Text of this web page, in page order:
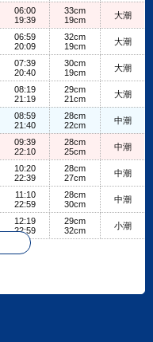
06:00
19:39
33cm
19cm
大潮
06:59
20:09
32cm
19cm
大潮
07:39
20:40
30cm
19cm
大潮
08:19
21:19
29cm
21cm
大潮
08:59
21:40
28cm
22cm
中潮
09:39
22:10
28cm
25cm
中潮
10:20
22:39
28cm
27cm
中潮
11:10
22:59
28cm
30cm
中潮
12:19
22:59
29cm
32cm
小潮